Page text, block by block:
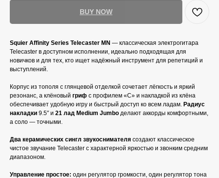
BUY NOW
Squier Affinity Series Telecaster MN — классическая электрогитара
Telecaster в доступном исполнении, идеально подходящая для
новичков и для тех, кто ищет надёжный инструмент для репетиций и
выступлений.
Корпус из тополя с глянцевой отделкой сочетает лёгкость и яркий
резонанс, а клёновый гриф с профилем «C» и накладкой из клёна
обеспечивает удобную игру и быстрый доступ ко всем ладам. Радиус
накладки 9.5″ и 21 лад Medium Jumbo делают аккорды комфортными,
а соло — точными.
Два керамических сингл звукоснимателя создают классическое
чистое звучание Telecaster с характерной яркостью и звонким средним
диапазоном.
Управление простое: один регулятор громкости, один регулятор тона